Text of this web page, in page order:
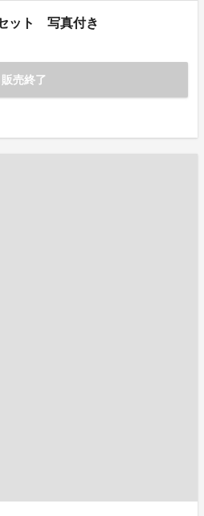
ット 写真付き
販売終了